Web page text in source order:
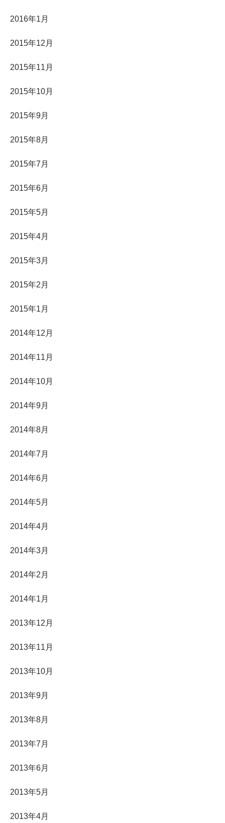
2016年1月
2015年12月
2015年11月
2015年10月
2015年9月
2015年8月
2015年7月
2015年6月
2015年5月
2015年4月
2015年3月
2015年2月
2015年1月
2014年12月
2014年11月
2014年10月
2014年9月
2014年8月
2014年7月
2014年6月
2014年5月
2014年4月
2014年3月
2014年2月
2014年1月
2013年12月
2013年11月
2013年10月
2013年9月
2013年8月
2013年7月
2013年6月
2013年5月
2013年4月